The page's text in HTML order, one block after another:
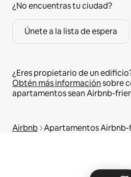
¿No encuentras tu ciudad?
Únete a la lista de espera
¿Eres propietario de un
Obtén más informaciónsobre
apartamentos sean Airbnb-
Airbnb Apartamentos